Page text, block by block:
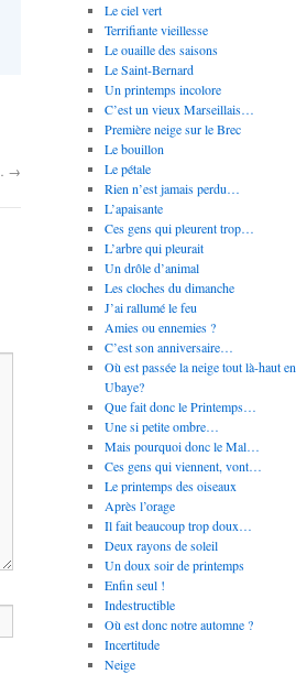
→
Le ciel vert
Terrifiante vieillesse
Le ouaille des saisons
Le Saint-Bernard
Un printemps incolore
C’est un vieux Marseillais…
Première neige sur le Brec
Le bouillon
Le pétale
Rien n’est jamais perdu…
L’apaisante
Ces gens qui pleurent trop…
L’arbre qui pleurait
Un drôle d’animal
Les cloches du dimanche
J’ai rallumé le feu
Amies ou ennemies ?
C’est son anniversaire…
Où est passée la neige tout là-haut en
Ubaye?
Que fait donc le Printemps…
Une si petite ombre…
Mais pourquoi donc le Mal…
Ces gens qui viennent, vont…
Le printemps des oiseaux
Après l’orage
Il fait beaucoup trop doux…
Deux rayons de soleil
Un doux soir de printemps
Enfin seul !
Indestructible
Où est donc notre automne ?
Incertitude
Neige